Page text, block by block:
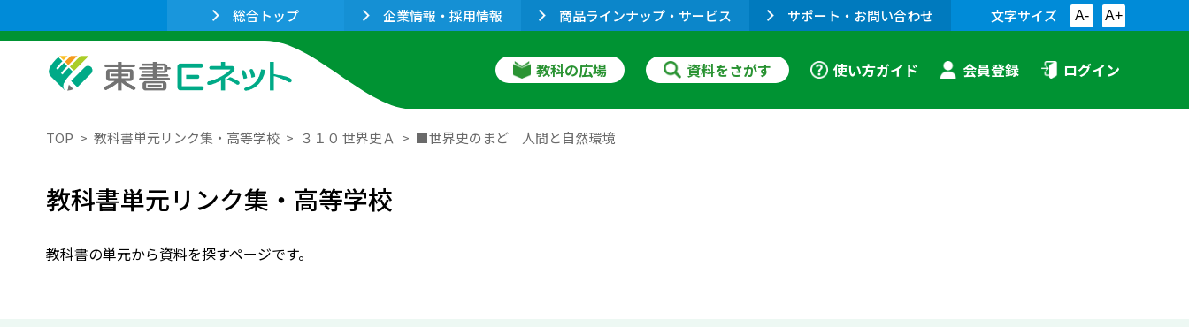
総合トップ 企業情報・採用情報 商品ラインナップ・サービス サポート・お問い合わせ 文字サイズ A- A+
教科の広場 資料をさがす 使い方ガイド 会員登録 ログイン
TOP 教科書単元リンク集・高等学校 ３１０ 世界史Ａ ■世界史のまど 人間と自然環境
教科書単元リンク集・高等学校
教科書の単元から資料を探すページです。